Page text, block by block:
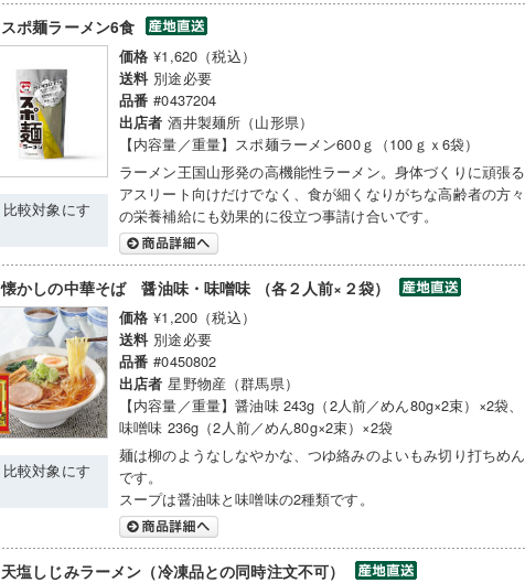
スポ麺ラーメン6食
比較対象にす
価格 ¥1,620（税込）
送料 別途必要
品番 #0437204
出店者 酒井製麺所（山形県）
【内容量／重量】スポ麺ラーメン600ｇ（100ｇｘ6袋）
ラーメン王国山形発の高機能性ラーメン。身体づくりに頑張る
アスリート向けだけでなく、食が細くなりがちな高齢者の方々
の栄養補給にも効果的に役立つ事請け合いです。
懐かしの中華そば 醤油味・味噌味 （各２人前×２袋）
比較対象にす
価格 ¥1,200（税込）
送料 別途必要
品番 #0450802
出店者 星野物産（群馬県）
【内容量／重量】醤油味 243g（2人前／めん80g×2束）×2袋、
味噌味 236g（2人前／めん80g×2束）×2袋
麺は柳のようなしなやかな、つゆ絡みのよいもみ切り打ちめん
です。
スープは醤油味と味噌味の2種類です。
天塩しじみラーメン（冷凍品との同時注文不可）